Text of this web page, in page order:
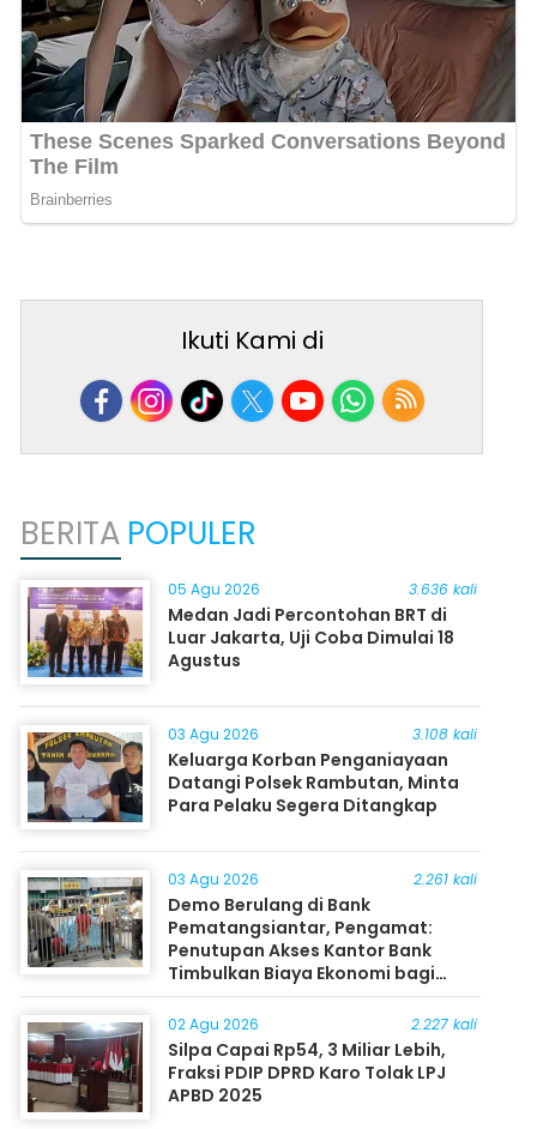
Ikuti Kami di
BERITA POPULER
05 Agu 2026 3.636 kali
Medan Jadi Percontohan BRT di
Luar Jakarta, Uji Coba Dimulai 18
Agustus
03 Agu 2026 3.108 kali
Keluarga Korban Penganiayaan
Datangi Polsek Rambutan, Minta
Para Pelaku Segera Ditangkap
03 Agu 2026 2.261 kali
Demo Berulang di Bank
Pematangsiantar, Pengamat:
Penutupan Akses Kantor Bank
Timbulkan Biaya Ekonomi bagi
Masyarakat
02 Agu 2026 2.227 kali
Silpa Capai Rp54, 3 Miliar Lebih,
Fraksi PDIP DPRD Karo Tolak LPJ
APBD 2025